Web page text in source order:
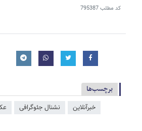
کد مطلب795387
برچسب‌ها
خبرآنلاین نشنال جئوگرافی